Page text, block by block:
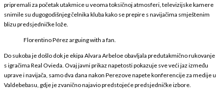
pripremali za početak utakmice u veoma toksičnoj atmosferi, televizijske kamere
snimile su dugogodišnjeg čelnika kluba kako se prepire s navijačima smještenim
blizu predsjedničke lože.
Florentino Pérez arguing with a fan.
Do sukoba je došlo dok je ekipa Alvara Arbeloe obavljala predutakmično rukovanje
s igračima Real Ovieda. Ovaj javni prikaz napetosti pokazuje sve veći jaz između
uprave i navijača, samo dva dana nakon Perezove napete konferencije za medije u
Valdebebasu, gdje je zvanično najavio predstojeće predsjedničke izbore.